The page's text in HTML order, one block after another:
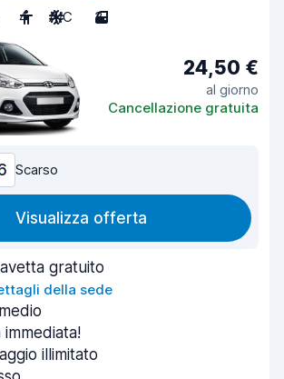
4 A/C 3
24,50 €
al giorno
Cancellazione gratuita
Scarso
Visualizza offerta
gratuito
della sede
illimitato